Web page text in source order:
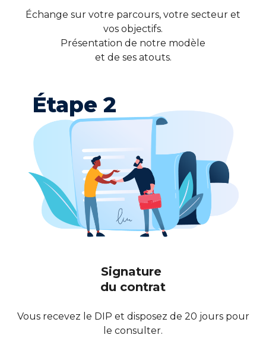
Échange sur votre parcours, votre secteur et
vos objectifs.
Présentation de notre modèle
et de ses atouts.
Étape 2
Signature
du contrat
Vous recevez le DIP et disposez de 20 jours pour
le consulter.